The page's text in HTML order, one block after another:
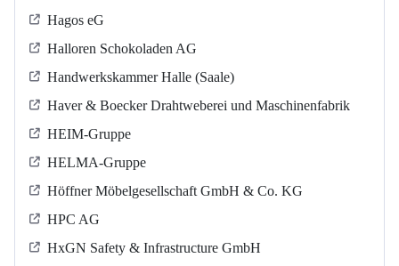
Hagos eG
Halloren Schokoladen AG
Handwerkskammer Halle (Saale)
Haver & Boecker Drahtweberei und Maschinenfabrik
HEIM-Gruppe
HELMA-Gruppe
Höffner Möbelgesellschaft GmbH & Co. KG
HPC AG
HxGN Safety & Infrastructure GmbH